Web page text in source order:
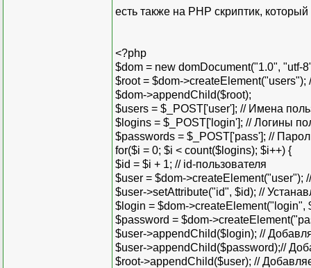
есть также на РНР скриптик,
<?php
$dom = new domDocument("1.0", "utf-
$root = $dom-
$dom->appendChild($root);
$users = $_POST['user']; // Имена
$logins = $_POST['login']; // Логины
$passwords = $_POST['pass']; //
for($i = 0; $i < count($logins); $i++) {
$id = $i + 1; // id-пользователя
$user = $dom->createElement("user");
$user->setAttribute("id", $id); //
$login = $dom->createElement("login",
$password = $dom-
$user->appendChild($login); //
$user->appendChild($password);//
$root->appendChild($user); //